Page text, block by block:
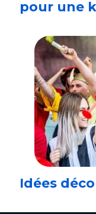
pour une
Idées